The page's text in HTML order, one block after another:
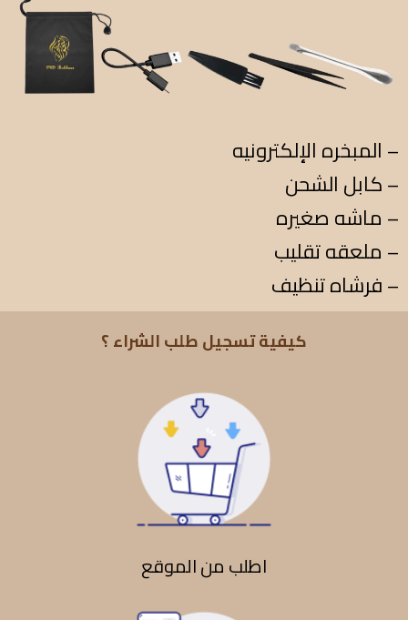
المبخره الإلكترونيه –
كابل الشحن –
ماشه صغيره –
ملعقه تقليب –
فرشاه تنظيف –
كيفية تسجيل طلب الشراء ؟
اطلب من الموقع